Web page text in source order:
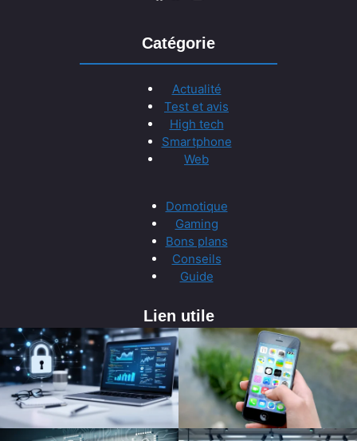
Catégorie
Actualité
Test et avis
High tech
Smartphone
Web
Domotique
Gaming
Bons plans
Conseils
Guide
Lien utile